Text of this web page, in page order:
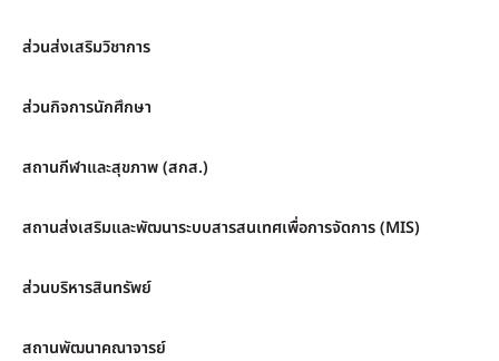
ส่วนส่งเสริมวิชาการ
ส่วนกิจการนักศึกษา
สถานกีฬาและสุขภาพ (สกส.)
สถานส่งเสริมและพัฒนาระบบสารสนเทศเพื่อการจัดการ (MIS)
ส่วนบริหารสินทรัพย์
สถานพัฒนาคณาจารย์